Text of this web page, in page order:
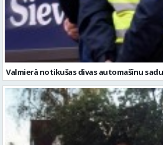
Valmierā notikušas divas automašīnu